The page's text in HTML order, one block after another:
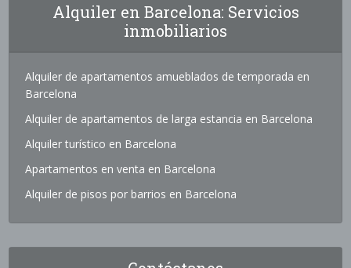
Alquiler en Barcelona: Servicios
inmobiliarios
Alquiler de apartamentos amueblados de temporada en
Barcelona
Alquiler de apartamentos de larga estancia en Barcelona
Alquiler turístico en Barcelona
Apartamentos en venta en Barcelona
Alquiler de pisos por barrios en Barcelona